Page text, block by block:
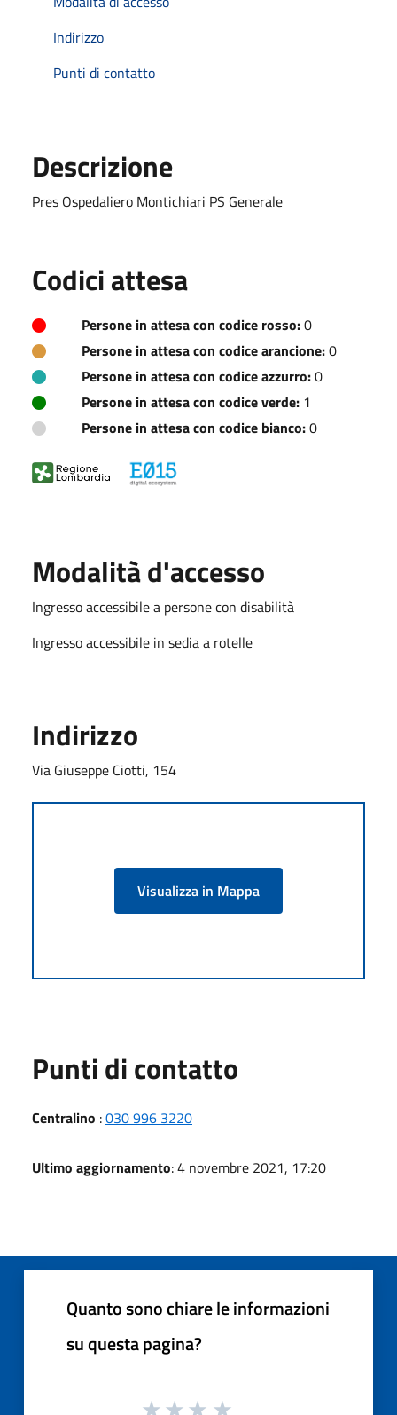
Indirizzo
Punti di contatto
Descrizione
Pres Ospedaliero Montichiari PS Generale
Codici attesa
Persone in attesa con codice rosso:0
Persone in attesa con codice arancione:0
Persone in attesa con codice azzurro:0
Persone in attesa con codice verde: 1
Persone in attesa con codice bianco:0
Modalità d'accesso
Ingresso accessibile a persone con disabilità
Ingresso accessibile in sedia a rotelle
Indirizzo
Via Giuseppe Ciotti, 154
Visualizza in Mappa
Punti di contatto
Centralino :030 996 3220
Ultimo aggiornamento: 4 novembre 2021, 17:20
Quanto sono chiare le informazioni
su questa pagina?